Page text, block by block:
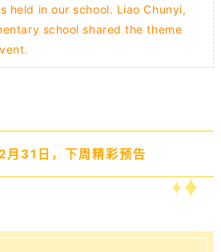
held in our school. Liao Chunyi,
school shared the theme
31日，下周精彩预告